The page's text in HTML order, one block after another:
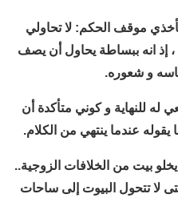
موقف الحكم: لا تحاولي
إذ انه ببساطة يحاول أن يصف
و شعوره.
له للنهاية و كوني متأكدة أن
عندما ينتهي من الكلام.
يخلو بيت من الخلافات الزوجية..
لا تتحول البيوت إلى ساحات